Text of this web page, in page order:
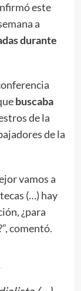
este
a
durante
buscaba
de la
de la
vamos a
(…) hay
¿para
comentó.